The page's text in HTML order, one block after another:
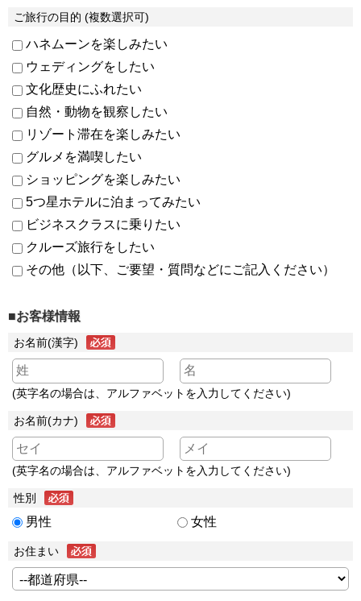
ご旅行の目的 (複数選択可)
ハネムーンを楽しみたい
ウェディングをしたい
文化歴史にふれたい
自然・動物を観察したい
リゾート滞在を楽しみたい
グルメを満喫したい
ショッピングを楽しみたい
5つ星ホテルに泊まってみたい
ビジネスクラスに乗りたい
クルーズ旅行をしたい
その他（以下、ご要望・質問などにご記入ください）
■お客様情報
お名前(漢字)
(英字名の場合は、アルファベットを入力してください)
お名前(カナ)
(英字名の場合は、アルファベットを入力してください)
性別
男性 女性
お住まい